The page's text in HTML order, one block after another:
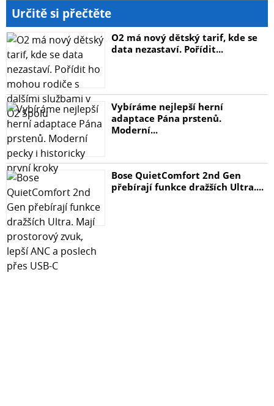
Určitě si přečtěte
O2 má nový dětský tarif, kde se
data nezastaví. Pořídit...
Vybíráme nejlepší herní
adaptace Pána prstenů.
Moderní...
Bose QuietComfort 2nd Gen
přebírají funkce dražších Ultra....